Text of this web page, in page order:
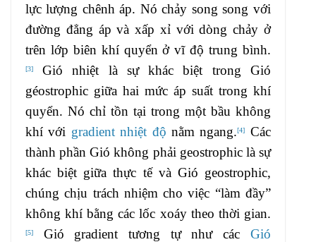
lực lượng chênh áp. Nó chảy song song với
đường đẳng áp và xấp xỉ với dòng chảy ở
trên lớp biên khí quyển ở vĩ độ trung bình.
[3]
Gió nhiệt là sự khác biệt trong Gió
géostrophic giữa hai mức áp suất trong khí
quyển. Nó chỉ tồn tại trong một bầu không
khí với gradient nhiệt độ nằm ngang.[4]
Các
thành phần Gió không phải geostrophic là sự
khác biệt giữa thực tế và Gió geostrophic,
chúng chịu trách nhiệm cho việc “làm đầy”
không khí bằng các lốc xoáy theo thời gian.
[5] Gió gradient tương tự như các Gió